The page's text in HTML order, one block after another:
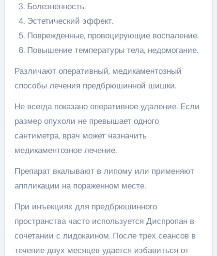
Болезненность.
Эстетический эффект.
Поврежденные, провоцирующие воспаление.
Повышение температуры тела, недомогание.
Различают оперативный, медикаментозный
способы лечения предбрюшинной шишки.
Не всегда показано оперативное удаление. Если
размер опухоли не превышает одного
сантиметра, врач может назначить
медикаментозное лечение.
Препарат вкалывают в липому или применяют
аппликации на пораженном месте.
При инъекциях для предбрюшинного
пространства часто используется Диспропан в
сочетании с лидокаином. После трех сеансов в
течение двух месяцев удается избавиться от